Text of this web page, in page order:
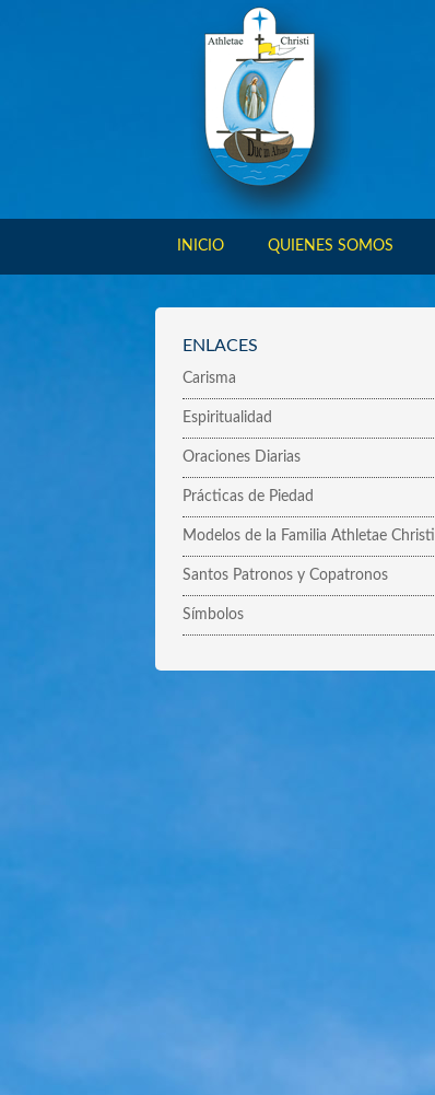
INICIO QUIENES SOMOS
ENLACES
Carisma
Espiritualidad
Oraciones Diarias
Prácticas de Piedad
Modelos de la Familia Athletae Christi
Santos Patronos y Copatronos
Símbolos